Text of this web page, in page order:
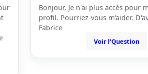
Bonjour, Je n'ai plus accès pour
profil. Pourriez-vous m'aider.
Fabrice
Voir l'Question